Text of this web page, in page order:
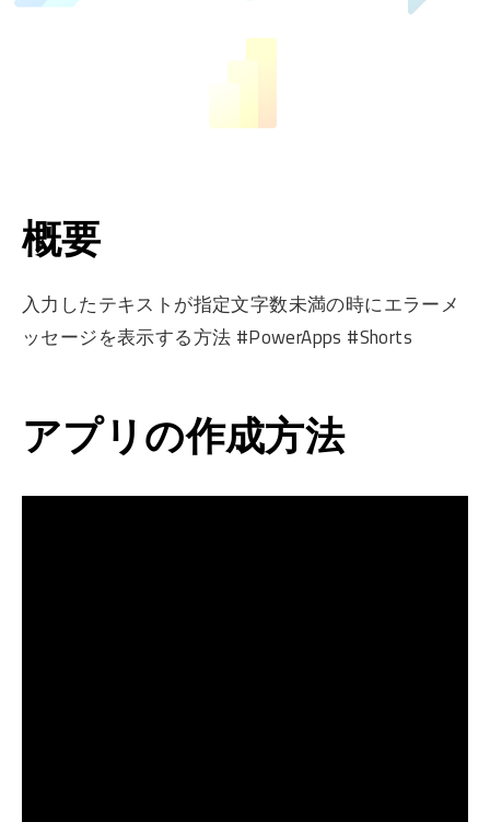
概要
入力したテキストが指定文字数未満の時にエラーメ
ッセージを表示する方法 #PowerApps #Shorts
アプリの作成方法